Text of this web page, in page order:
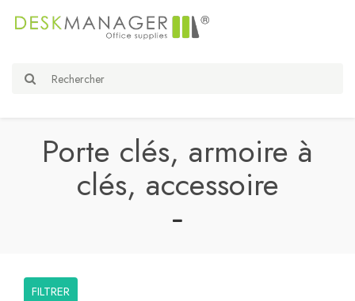
Porte clés, armoire à
clés, accessoire
FILTRER